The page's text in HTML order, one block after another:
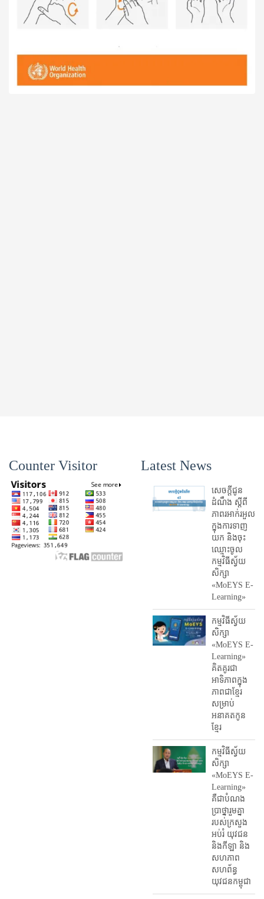
Counter Visitor Latest News
សេចក្តីជូន
ដំណឹង ស្តី​ពី
ភាព​រអាក់រអួល​
ក្នុងការ​ទាញ​
យក និង​ចុះ​
ឈ្មោះ​ចូល​
កម្មវិធី​ស្វ័យ
សិក្សា
«MoEYS E-
Learning»
កម្មវិធីស្វ័យ
សិក្សា
«MoEYS E-
Learning»
គិតគូរជា
អាទិភាពក្នុង
ភាពជាខ្មែរ
សម្រាប់
អនាគតកូន
ខ្មែរ
កម្មវិធីស្វ័យ
សិក្សា
«MoEYS E-
Learning»
គឺជាបំណង
ប្រាថ្នារួមគ្នា
របស់ក្រសួង
អប់រំ​ យុវជន
និងកីឡា និង
សហភាព
សហព័ន្ធ
យុវជនកម្ពុជា